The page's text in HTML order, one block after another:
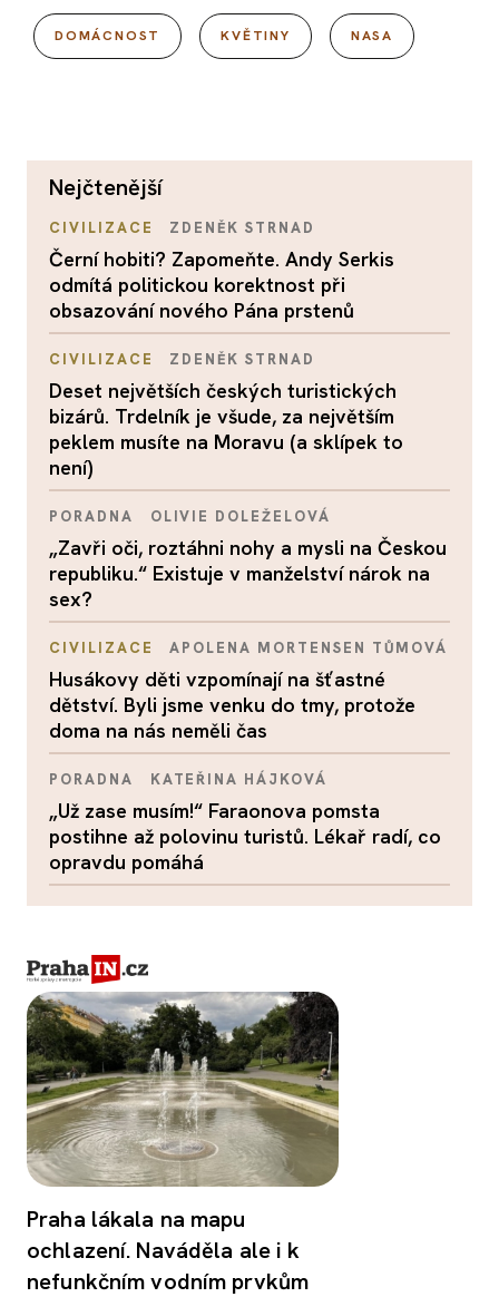
DOMÁCNOST KVĚTINY NASA
nejčtenější
CIVILIZACE ZDENĚK STRNAD
Černí hobiti? Zapomeňte. Andy Serkis
odmítá politickou korektnost při
obsazování nového Pána prstenů
CIVILIZACE ZDENĚK STRNAD
Deset největších českých turistických
bizárů. Trdelník je všude, za největším
peklem musíte na Moravu (a sklípek to
není)
PORADNA OLIVIE DOLEŽELOVÁ
„Zavři oči, roztáhni nohy a mysli na Českou
republiku.“ Existuje v manželství nárok na
sex?
CIVILIZACE APOLENA MORTENSEN TŮMOVÁ
Husákovy děti vzpomínají na šťastné
dětství. Byli jsme venku do tmy, protože
doma na nás neměli čas
PORADNA KATEŘINA HÁJKOVÁ
„Už zase musím!“ Faraonova pomsta
postihne až polovinu turistů. Lékař radí, co
opravdu pomáhá
Praha lákala na mapu
ochlazení. Naváděla ale i k
nefunkčním vodním prvkům